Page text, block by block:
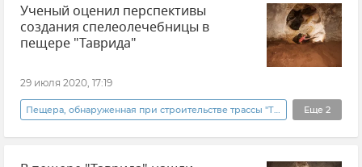
Дороги Крыма
Ученый оценил перспективы
создания спелеолечебницы в
пещере "Таврида"
29 июля 2020, 17:19
Еще 2
Общество Новости